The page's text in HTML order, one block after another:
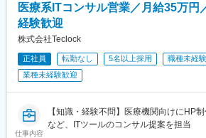
希望者に応じて最初の3カ月は名古屋（
にて製品・業務研修を実施します。 研修
当としてアサインします。
■この仕事の魅力
・ITスキルを医療×テクノロジーの分野で
・スペシャリスト・チームリーダーへ
・ISMS認証取得・信頼性の高い企業基盤
医療系ITコンサル営業／月給35万円
経験歓迎
株式会社Teclock
正社員 転勤なし 5名以上採用
職種未経
業種未経験歓迎
仕事内容
【知識・経験不問】医療機関向けにHP
など、ITツールのコンサル提案を担当